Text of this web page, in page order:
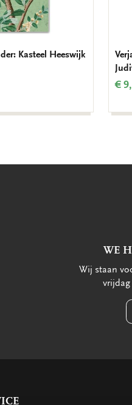
Kasteel Heeswijk
€
WE
Wij staan
vrijdag